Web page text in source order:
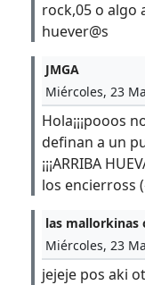
rock,05 o algo
huever@s
JMGA
Miércoles, 23
Hola¡¡¡pooos
definan a un
¡¡¡ARRIBA
los encierross
las mallorkinas
Miércoles, 23
jejeje pos aki